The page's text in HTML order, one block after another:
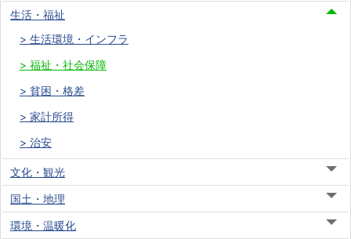
生活・福祉
生活環境・インフラ
福祉・社会保障
貧困・格差
家計所得
治安
文化・観光
国土・地理
環境・温暖化